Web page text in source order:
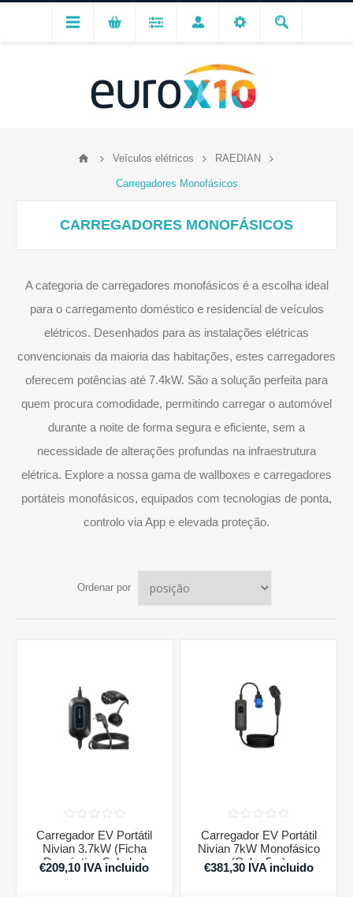
Veículos elétricos RAEDIAN
Carregadores Monofásicos
CARREGADORES MONOFÁSICOS
A categoria de carregadores monofásicos é a escolha ideal
para o carregamento doméstico e residencial de veículos
elétricos. Desenhados para as instalações elétricas
convencionais da maioria das habitações, estes carregadores
oferecem potências até 7.4kW. São a solução perfeita para
quem procura comodidade, permitindo carregar o automóvel
durante a noite de forma segura e eficiente, sem a
necessidade de alterações profundas na infraestrutura
elétrica. Explore a nossa gama de wallboxes e carregadores
portáteis monofásicos, equipados com tecnologias de ponta,
controlo via App e elevada proteção.
Ordenar por
Carregador EV Portátil
Nivian 3.7kW (Ficha
Doméstica Schuko)
€209,10 IVA incluido
Carregador EV Portátil
Nivian 7kW Monofásico
(Cabo 5m)
€381,30 IVA incluido